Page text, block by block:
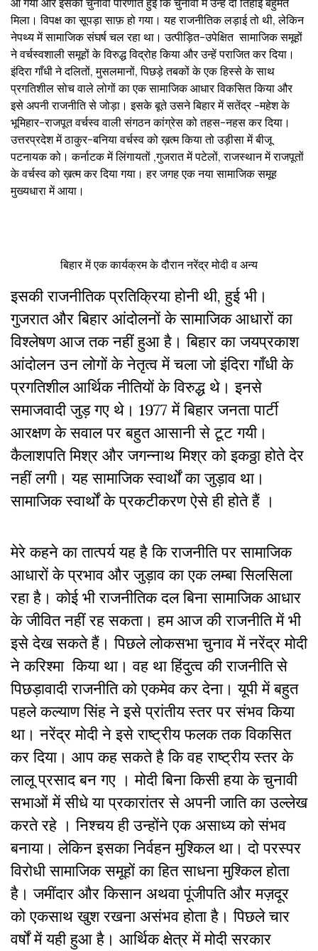
आ गया और इसकी चुनावी परिणति हुई कि चुनावों में उन्हें दो तिहाई बहुमत
मिला। विपक्ष का सूपड़ा साफ़ हो गया। यह राजनीतिक लड़ाई तो थी, लेकिन
नेपथ्य में सामाजिक संघर्ष चल रहा था। उत्पीड़ित-उपेक्षित सामाजिक समूहों
ने वर्चस्वशाली समूहों के विरुद्ध विद्रोह किया और उन्हें पराजित कर दिया।
इंदिरा गाँधी ने दलितों, मुसलमानों, पिछड़े तबकों के एक हिस्से के साथ
प्रगतिशील सोच वाले लोगों का एक सामाजिक आधार विकसित किया और
इसे अपनी राजनीति से जोड़ा। इसके बूते उसने बिहार में सतेंद्र -महेश के
भूमिहार-राजपूत वर्चस्व वाली संगठन कांग्रेस को तहस-नहस कर दिया।
उत्तरप्रदेश में ठाकुर-बनिया वर्चस्व को ख़त्म किया तो उड़ीसा में बीजू
पटनायक को। कर्नाटक में लिंगायतों ,गुजरात में पटेलों, राजस्थान में राजपूतों
के वर्चस्व को ख़त्म कर दिया गया। हर जगह एक नया सामाजिक समूह
मुख्यधारा में आया।
बिहार में एक कार्यक्रम के दौरान नरेंद्र मोदी व अन्य
इसकी राजनीतिक प्रतिक्रिया होनी थी, हुई भी।
गुजरात और बिहार आंदोलनों के सामाजिक आधारों का
विश्लेषण आज तक नहीं हुआ है। बिहार का जयप्रकाश
आंदोलन उन लोगों के नेतृत्व में चला जो इंदिरा गाँधी के
प्रगतिशील आर्थिक नीतियों के विरुद्ध थे। इनसे
समाजवादी जुड़ गए थे। 1977 में बिहार जनता पार्टी
आरक्षण के सवाल पर बहुत आसानी से टूट गयी।
कैलाशपति मिश्र और जगन्नाथ मिश्र को इकठ्ठा होते देर
नहीं लगी। यह सामाजिक स्वार्थों का जुड़ाव था।
सामाजिक स्वार्थों के प्रकटीकरण ऐसे ही होते हैं ।
मेरे कहने का तात्पर्य यह है कि राजनीति पर सामाजिक
आधारों के प्रभाव और जुड़ाव का एक लम्बा सिलसिला
रहा है। कोई भी राजनीतिक दल बिना सामाजिक आधार
के जीवित नहीं रह सकता। हम आज की राजनीति में भी
इसे देख सकते हैं। पिछले लोकसभा चुनाव में नरेंद्र मोदी
ने करिश्मा किया था। वह था हिंदुत्व की राजनीति से
पिछड़ावादी राजनीति को एकमेव कर देना। यूपी में बहुत
पहले कल्याण सिंह ने इसे प्रांतीय स्तर पर संभव किया
था। नरेंद्र मोदी ने इसे राष्ट्रीय फलक तक विकसित
कर दिया। आप कह सकते है कि वह राष्ट्रीय स्तर के
लालू प्रसाद बन गए । मोदी बिना किसी हया के चुनावी
सभाओं में सीधे या प्रकारांतर से अपनी जाति का उल्लेख
करते रहे । निश्चय ही उन्होंने एक असाध्य को संभव
बनाया। लेकिन इसका निर्वहन मुश्किल था। दो परस्पर
विरोधी सामाजिक समूहों का हित साधना मुश्किल होता
है। जमींदार और किसान अथवा पूंजीपति और मज़दूर
को एकसाथ खुश रखना असंभव होता है। पिछले चार
वर्षों में यही हुआ है। आर्थिक क्षेत्र में मोदी सरकार